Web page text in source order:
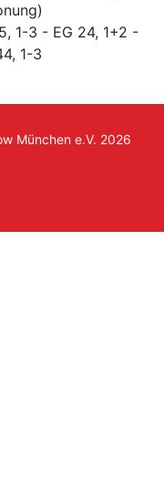
1-3 - EG 24, 1+2 -
1-3
München e.V. 2026